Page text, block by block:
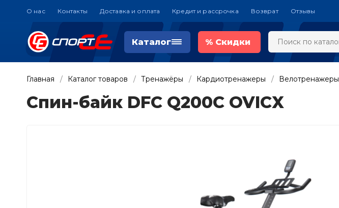
О нас Контакты Доставка и оплата Кредит и рассрочка Возврат Отзывы
Каталог % Скидки
Главная Каталог товаров Тренажёры Кардиотренажеры Велотренажеры
Спин-байк DFC Q200C OVICX